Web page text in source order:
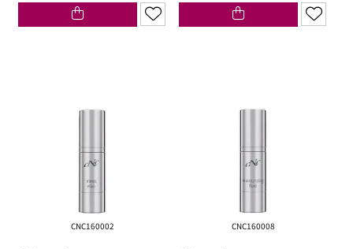
CNC160002 CNC160008